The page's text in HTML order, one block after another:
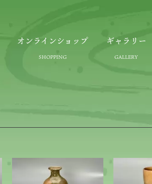
オンラインショップ ギャラリー